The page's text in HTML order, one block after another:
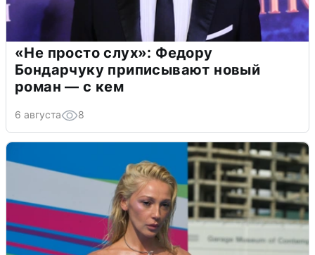
«Не просто слух»: Федору
Бондарчуку приписывают новый
роман — с кем
6 августа 8